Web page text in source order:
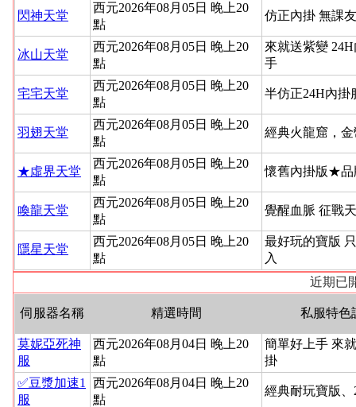
閃神天堂
西元2026年08月05日 晚上20
點
仿正內掛 無課
冰山天堂
西元2026年08月05日 晚上20
點
來就送紫變
手
宅宅天堂
西元2026年08月05日 晚上20
點
半仿正24H內掛
羽翅天堂
西元2026年08月05日 晚上20
點
經典火龍窟，
★虛界天堂
西元2026年08月05日 晚上20
點
懷舊內掛版★品
喚龍天堂
西元2026年08月05日 晚上20
點
覺醒血脈 征戰
隱星天堂
西元2026年08月05日 晚上20
點
最好玩的寶版
入
近期已
伺服器名稱 精選時間 私服特色
莫妮亞死神
服
西元2026年08月04日 晚上20
點
簡單好上手 來
掛
✅豆漿加速1
服
西元2026年08月04日 晚上20
點
經典耐玩寶版